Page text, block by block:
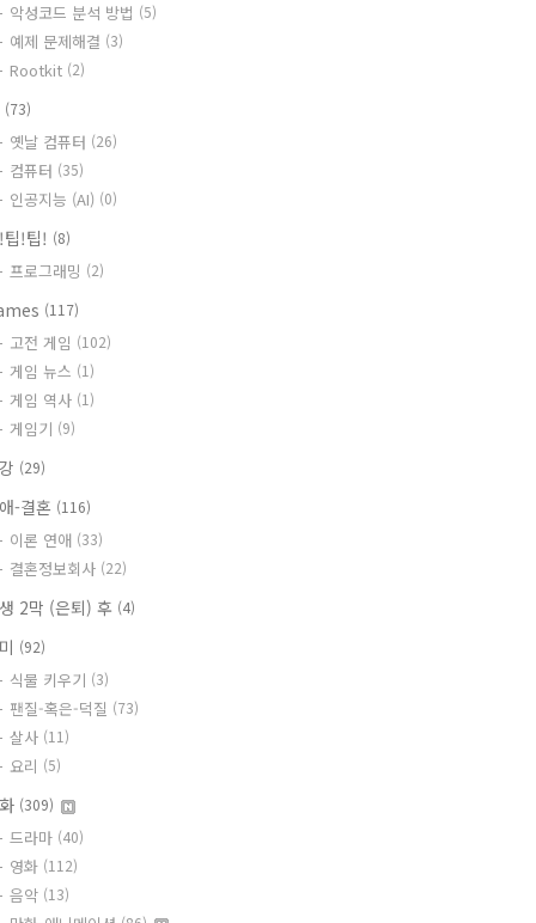
악성코드 분석 방법 (5)
예제 문제해결 (3)
Rootkit (2)
(73)
옛날 컴퓨터 (26)
컴퓨터 (35)
인공지능 (AI) (0)
!팁! (8)
프로그래밍 (2)
(117)
고전 게임 (102)
게임 뉴스 (1)
게임 역사 (1)
게임기 (9)
(29)
-결혼 (116)
이론 연애 (33)
결혼정보회사 (22)
2막 (은퇴) 후 (4)
(92)
식물 키우기 (3)
팬질-혹은-덕질 (73)
살사 (11)
요리 (5)
(309)
드라마 (40)
영화 (112)
음악 (13)